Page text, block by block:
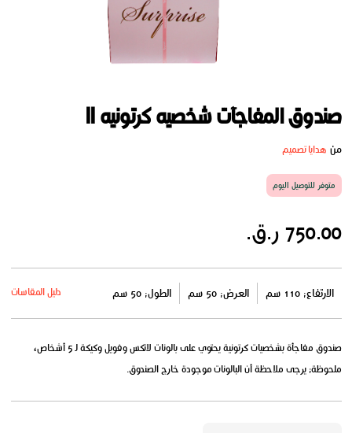
صندوق المفاجآت شخصيه كرتونيه II
من هدايا تصميم
متوفر للتوصيل اليوم
750.00 ر.ق.
الارتفاع: 110 سم العرض: 50 سم الطول: 50 سم دليل المقاسات
صندوق مفاجأة بشخصيات كرتونية يحتوي على بالونات لاتكس وفويل وكيكة لـ 5 أشخاص،
ملحوظة: يرجى ملاحظة أن البالونات موجودة خارج الصندوق.